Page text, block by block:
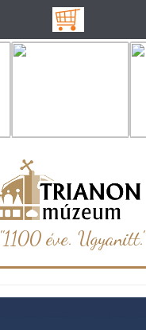
"1100 éve. Ugyanitt."